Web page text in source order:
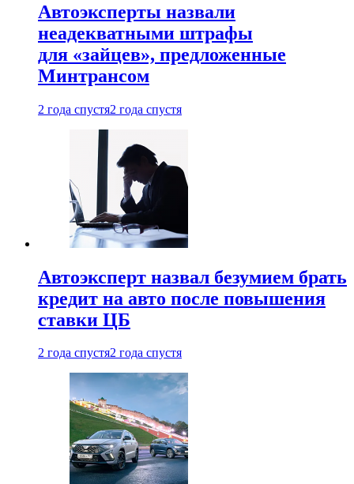
Автоэксперты назвали
неадекватными штрафы
для «зайцев», предложенные
Минтрансом
2 года спустя2 года спустя
Автоэксперт назвал безумием брать
кредит на авто после повышения
ставки ЦБ
2 года спустя2 года спустя